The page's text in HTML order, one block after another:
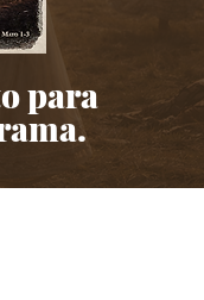
para